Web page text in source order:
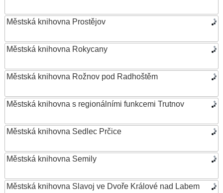
Městská knihovna Prostějov
Městská knihovna Rokycany
Městská knihovna Rožnov pod Radhoštěm
Městská knihovna s regionálními funkcemi Trutnov
Městská knihovna Sedlec Prčice
Městská knihovna Semily
Městská knihovna Slavoj ve Dvoře Králové nad Labem